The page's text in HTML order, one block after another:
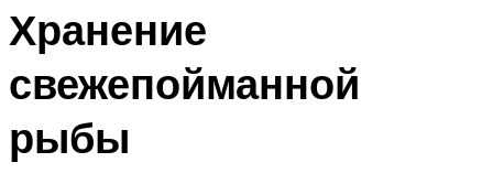
Хранение
свежепойманной
рыбы